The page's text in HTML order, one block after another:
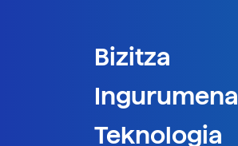
Bizitza
Ingurumena
Teknologia